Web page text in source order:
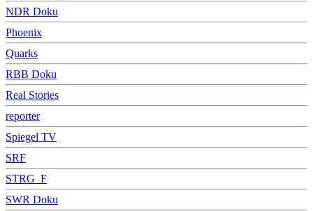
NDR Doku
Phoenix
Quarks
RBB Doku
Real Stories
reporter
Spiegel TV
SRF
STRG_F
SWR Doku